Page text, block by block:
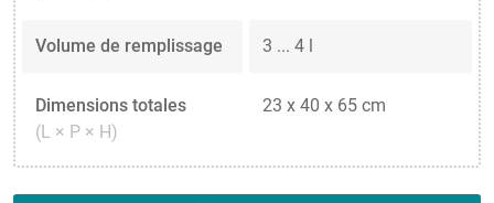
Volume de remplissage 3 ... 4 l
Dimensions totales
(L × P × H)
23 x 40 x 65 cm